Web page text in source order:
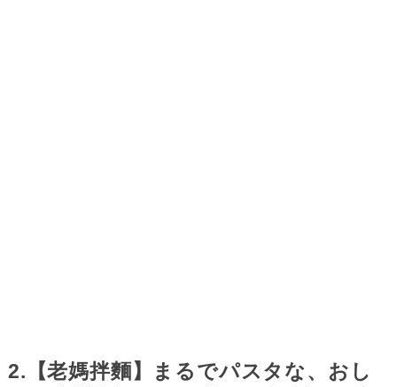
2.【老媽拌麵】まるでパスタな、おし